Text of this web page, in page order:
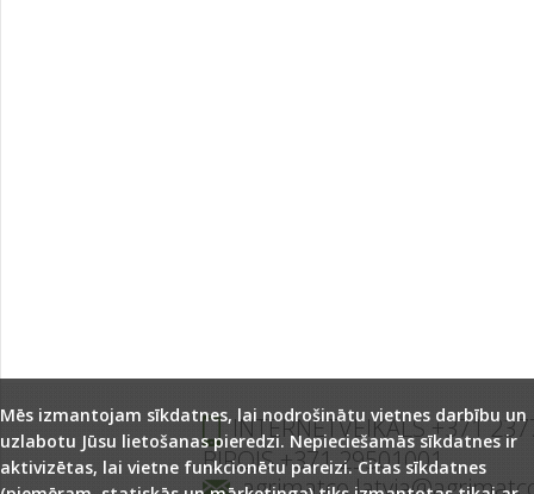
INTERNETVEIKALS +371
BIROJS +371 29501001
Mēs izmantojam sīkdatnes, lai nodrošinātu vietnes darbību un
uzlabotu Jūsu lietošanas pieredzi. Nepieciešamās sīkdatnes ir
aktivizētas, lai vietne funkcionētu pareizi. Citas sīkdatnes